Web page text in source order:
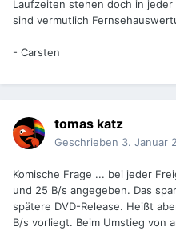
Laufzeiten stehen doch in
sind vermutlich
- Carsten
tomas katz
Geschrieben 3. Januar
Komische Frage ... bei jeder
und 25 B/s angegeben. Das
spätere DVD-Release. Heißt
B/s vorliegt. Beim Umstieg von